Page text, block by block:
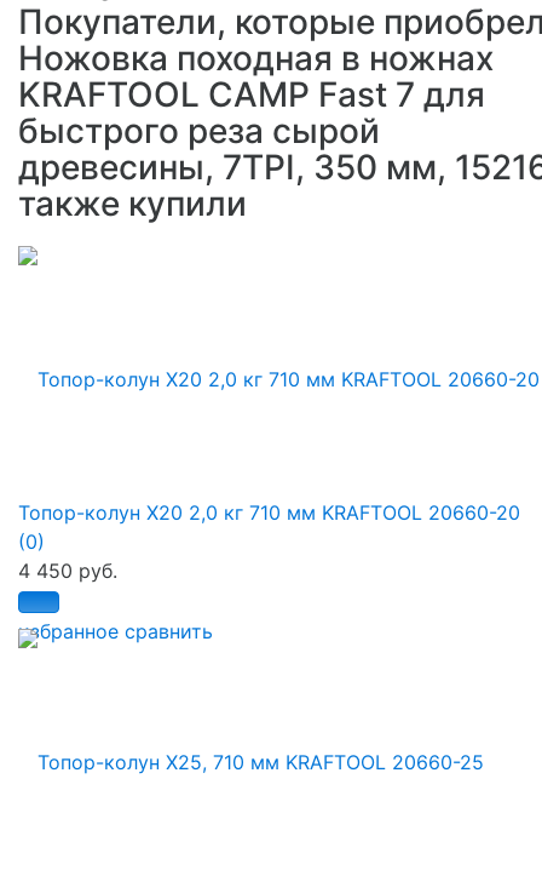
Покупатели, которые
Ножовка походная в ножнах
KRAFTOOL CAMP Fast 7 для
быстрого реза сырой
древесины, 7TPI, 350 мм,
также купили
избранное сравнить
Топор-колун Х20 2,0 кг 710 мм KRAFTOOL 20660-20
(0)
4 450 руб.